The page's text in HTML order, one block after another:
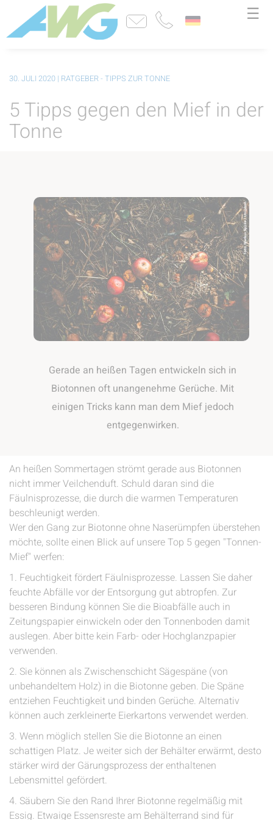
☰
30. JULI 2020 | RATGEBER - TIPPS ZUR TONNE
5 Tipps gegen den Mief in der
Tonne
Gerade an heißen Tagen entwickeln sich in
Biotonnen oft unangenehme Gerüche. Mit
einigen Tricks kann man dem Mief jedoch
entgegenwirken.
An heißen Sommertagen strömt gerade aus Biotonnen
nicht immer Veilchenduft. Schuld daran sind die
Fäulnisprozesse, die durch die warmen Temperaturen
beschleunigt werden.
Wer den Gang zur Biotonne ohne Naserümpfen überstehen
möchte, sollte einen Blick auf unsere Top 5 gegen "Tonnen-
Mief" werfen:
1. Feuchtigkeit fördert Fäulnisprozesse. Lassen Sie daher
feuchte Abfälle vor der Entsorgung gut abtropfen. Zur
besseren Bindung können Sie die Bioabfälle auch in
Zeitungspapier einwickeln oder den Tonnenboden damit
auslegen. Aber bitte kein Farb- oder Hochglanzpapier
verwenden.
2. Sie können als Zwischenschicht Sägespäne (von
unbehandeltem Holz) in die Biotonne geben. Die Späne
entziehen Feuchtigkeit und binden Gerüche. Alternativ
können auch zerkleinerte Eierkartons verwendet werden.
3. Wenn möglich stellen Sie die Biotonne an einen
schattigen Platz. Je weiter sich der Behälter erwärmt, desto
stärker wird der Gärungsprozess der enthaltenen
Lebensmittel gefördert.
4. Säubern Sie den Rand Ihrer Biotonne regelmäßig mit
Essig. Etwaige Essensreste am Behälterrand sind für